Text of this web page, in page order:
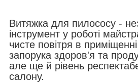
Витяжка для пилососу -
інструмент у роботі
чисте повітря в
запорука здоров'я та
але ще й рівень
салону.